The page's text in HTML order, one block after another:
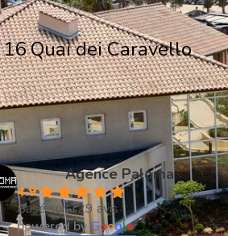
16 Quai dei Caravello
83600 Frejus
Créons ensemble
votre séminaire
Agence Paloma
4.9
Basé sur 129 avis
powered by Google